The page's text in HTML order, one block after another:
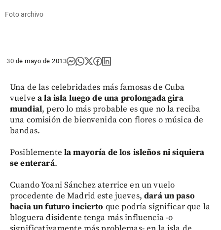
Foto archivo
30 de mayo de 2013
Una de las celebridades más famosas de Cuba
vuelvea la isla luego de una prolongada gira
mundial, pero lo más probable es que no la reciba
una comisión de bienvenida con flores o música de
bandas.
Posiblemente la mayoría de los isleños ni siquiera
se enterará.
Cuando Yoani Sánchez aterrice en un vuelo
procedente de Madrid este jueves,dará un paso
hacia un futuro incierto que podría significar que la
bloguera disidente tenga más influencia -o